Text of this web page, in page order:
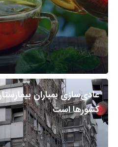
عادی‌سازی بمباران
کشورها است